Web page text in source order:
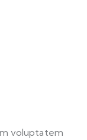
voluptatem